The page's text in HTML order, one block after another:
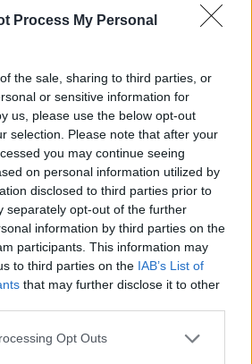
Process My Personal
the sale, sharing to third parties, or
or sensitive information for
us, please use the below opt-out
selection. Please note that after your
you may continue seeing
on personal information utilized by
disclosed to third parties prior to
separately opt-out of the further
information by third parties on the
participants. This information may
to third parties on the IAB’s List of
that may further disclose it to other
Opt Outs
τραγούδια που... δεν
και αυτές οι γιορτές